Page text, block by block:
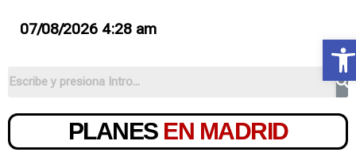
07/08/2026 4:28 am
PLANES EN MADRID